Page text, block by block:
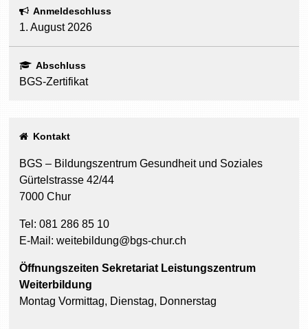
Anmeldeschluss
1. August 2026
Abschluss
BGS-Zertifikat
Kontakt
BGS – Bildungszentrum Gesundheit und Soziales
Gürtelstrasse 42/44
7000 Chur
Tel: 081 286 85 10
E-Mail:weitebildung@bgs-chur.ch
Öffnungszeiten Sekretariat Leistungszentrum
Weiterbildung
Montag Vormittag, Dienstag, Donnerstag